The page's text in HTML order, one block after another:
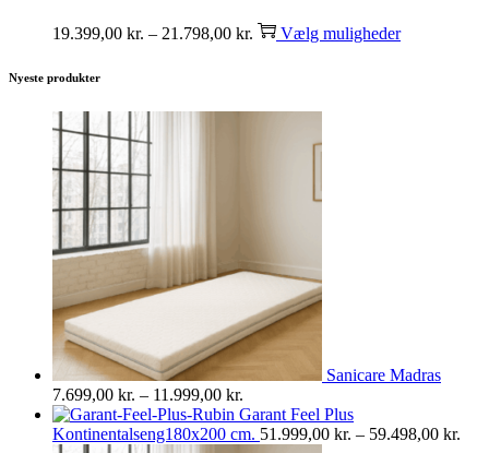
19.399,00 kr. – 21.798,00 kr. Vælg muligheder
Nyeste produkter
Sanicare Madras
7.699,00 kr. – 11.999,00 kr.
Garant Feel Plus
Kontinentalseng180x200 cm. 51.999,00 kr. – 59.498,00 kr.